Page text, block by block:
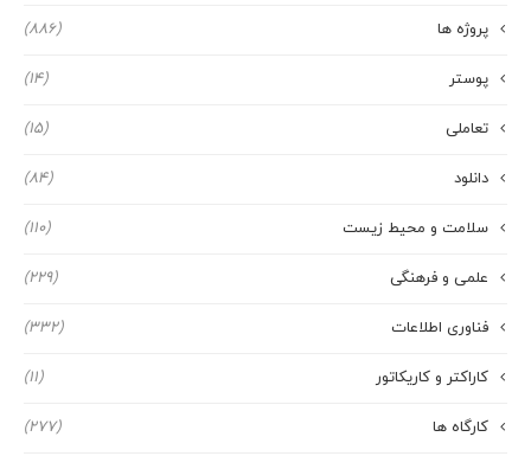
پروژه ها (886)
پوستر (14)
تعاملی (15)
دانلود (84)
سلامت و محیط زیست (110)
علمی و فرهنگی (229)
فناوری اطلاعات (332)
کاراکتر و کاریکاتور (11)
کارگاه ها (277)